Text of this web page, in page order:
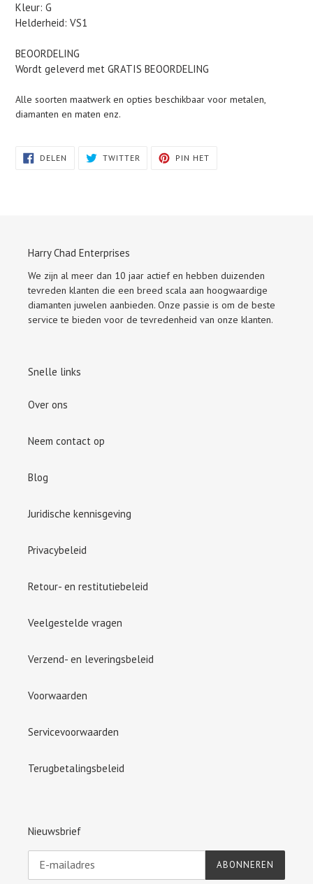
Kleur: G
Helderheid: VS1
BEOORDELING
Wordt geleverd met GRATIS BEOORDELING
Alle soorten maatwerk en opties beschikbaar voor metalen,
diamanten en maten enz.
DELEN DELEN
TWITTER TWITTEREN
OP
PIN HET
Harry Chad Enterprises
We zijn al meer dan 10 jaar actief en hebben duizenden
tevreden klanten die een breed scala aan hoogwaardige
diamanten juwelen aanbieden. Onze passie is om de beste
service te bieden voor de tevredenheid van onze klanten.
Snelle links
Over ons
Neem contact op
Blog
Juridische kennisgeving
Privacybeleid
Retour- en restitutiebeleid
Veelgestelde vragen
Verzend- en leveringsbeleid
Voorwaarden
Servicevoorwaarden
Terugbetalingsbeleid
Nieuwsbrief
ABONNEREN